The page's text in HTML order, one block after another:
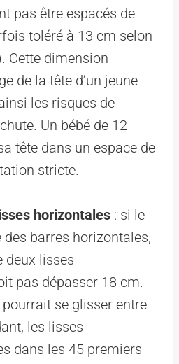
pas être espacés de
toléré à 13 cm selon
Cette dimension
de la tête d’un jeune
les risques de
Un bébé de 12
tête dans un espace de
stricte.
horizontales : si le
barres horizontales,
deux lisses
pas dépasser 18 cm.
se glisser entre
les lisses
dans les 45 premiers